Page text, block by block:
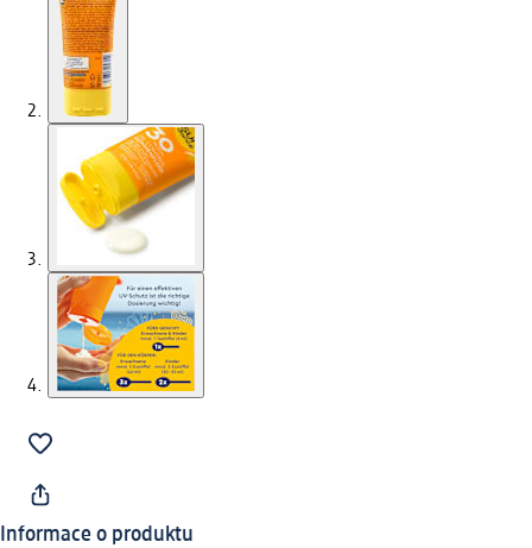
Informace o produktu